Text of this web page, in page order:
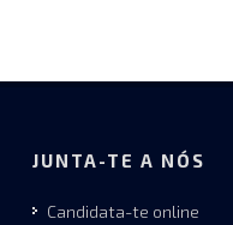
JUNTA-TE A NÓS
Candidata-te online